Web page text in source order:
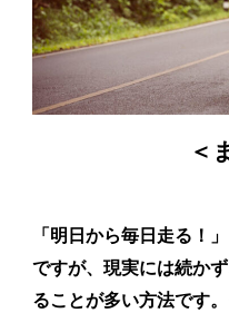
＜
「明日から毎日走る！」
ですが、現実には続か
ることが多い方法です